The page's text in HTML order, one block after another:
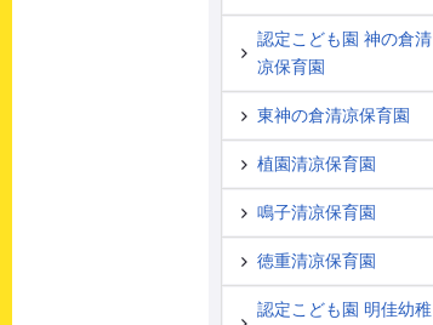
認定こども園 神の倉清
凉保育園
東神の倉清凉保育園
植園清凉保育園
鳴子清凉保育園
徳重清凉保育園
認定こども園 明佳幼稚